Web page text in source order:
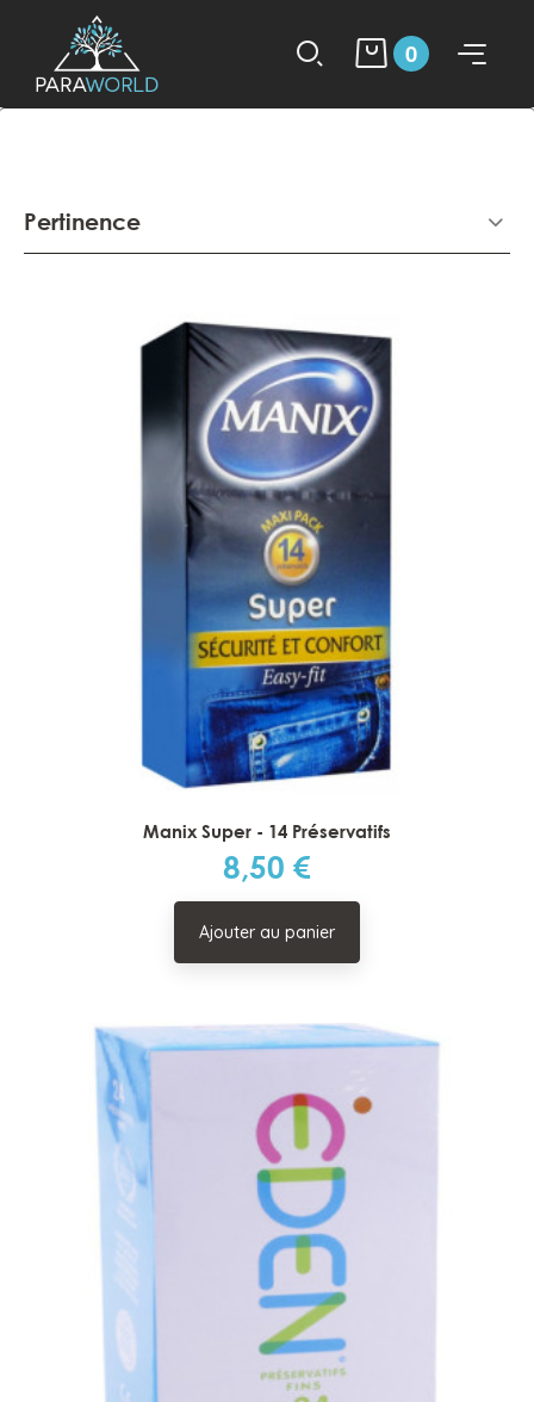
0
Pertinence
Manix Super - 14 Préservatifs
Prix
8,50 €
Ajouter au panier